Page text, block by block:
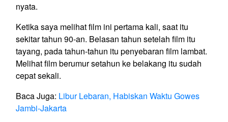
nyata.
Ketika saya melihat film ini pertama kali, saat itu
sekitar tahun 90-an. Belasan tahun setelah film itu
tayang, pada tahun-tahun itu penyebaran film lambat.
Melihat film berumur setahun ke belakang itu sudah
cepat sekali.
Baca Juga: Libur Lebaran, Habiskan Waktu Gowes
Jambi-Jakarta